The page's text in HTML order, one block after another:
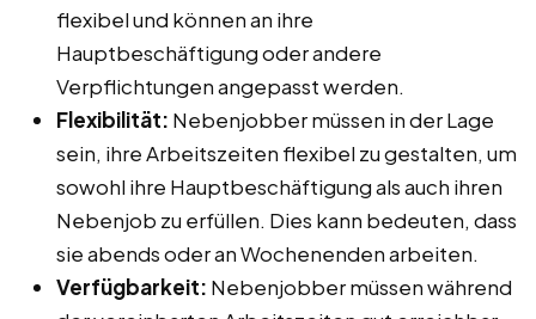
flexibel und können an ihre
Hauptbeschäftigung oder andere
Verpflichtungen angepasst werden.
Flexibilität: Nebenjobber müssen in der Lage
sein, ihre Arbeitszeiten flexibel zu gestalten, um
sowohl ihre Hauptbeschäftigung als auch ihren
Nebenjob zu erfüllen. Dies kann bedeuten, dass
sie abends oder an Wochenenden arbeiten.
Verfügbarkeit: Nebenjobber müssen während